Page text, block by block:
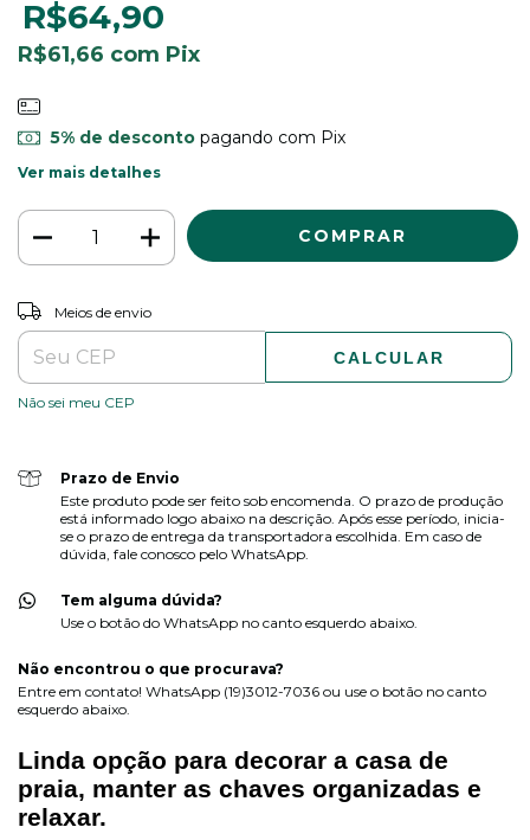
R$64,90
R$61,66 com Pix
5% de descontopagando com Pix
Ver mais detalhes
Entregas para o CEP:
Meios de envio
CALCULAR
Não sei meu CEP
Prazo de Envio
Este produto pode ser feito sob encomenda. O prazo de produção
está informado logo abaixo na descrição. Após esse período, inicia-
se o prazo de entrega da transportadora escolhida. Em caso de
dúvida, fale conosco pelo WhatsApp.
Tem alguma dúvida?
Use o botão do WhatsApp no canto esquerdo abaixo.
Não encontrou o que procurava?
Entre em contato! WhatsApp (19)3012-7036 ou use o botão no canto
esquerdo abaixo.
Linda opção para decorar a casa de
praia, manter as chaves organizadas e
relaxar.